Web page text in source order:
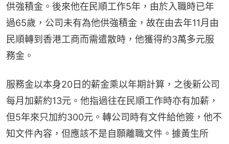
供強積金。後來他在民順工作5年，由於入職時已年
過65歲，公司未有為他供強積金，故在由去年11月由
民順轉到香港工商而需遣散時，他獲得約3萬多元服
務金。
服務金以本身20日的薪金乘以年期計算，之後新公司
每月加薪約13元。他指過往在民順工作時亦有加薪，
但5年來只加約300元。轉公司時有文件給他簽，他不
知文件內容，但應該不是自願離職文件。據黃生所